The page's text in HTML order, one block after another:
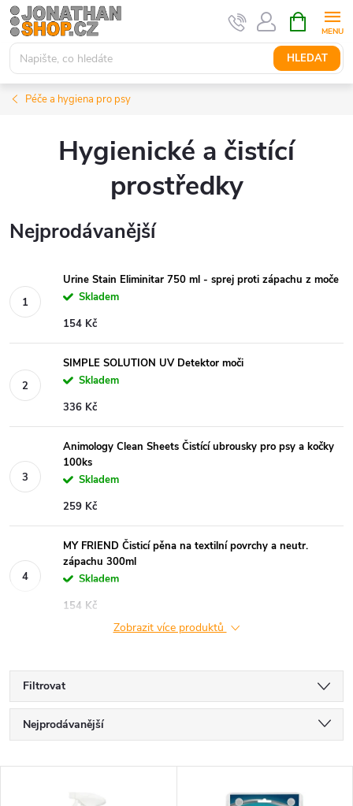
Přejít
na
obsah
HLEDAT
NÁKUPNÍ
KOŠÍK
Péče a hygiena pro psy
Hygienické a čistící
prostředky
Nejprodávanější
Urine Stain Eliminitar 750 ml - sprej proti zápachu z moče
Skladem
154 Kč
SIMPLE SOLUTION UV Detektor moči
Skladem
336 Kč
Animology Clean Sheets Čistící ubrousky pro psy a kočky
100ks
Skladem
259 Kč
MY FRIEND Čisticí pěna na textilní povrchy a neutr.
zápachu 300ml
Skladem
154 Kč
Zobrazit více produktů
Filtrovat
Ř
a
Nejprodávanější